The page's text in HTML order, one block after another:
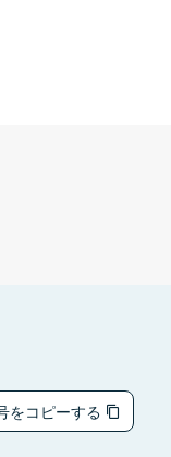
をコピーする